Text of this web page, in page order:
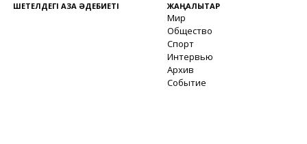
ШЕТЕЛДЕГІ ҚАЗАҚ ӘДЕБИЕТІ ЖАҢАЛЫҚТАР
Мир
Общество
Спорт
Интервью
Архив
Событие